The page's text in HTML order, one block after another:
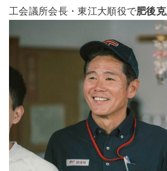
工会議所会長・東江大順役で肥後